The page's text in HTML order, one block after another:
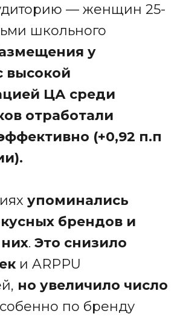
— женщин 25-
школьного
у
высокой
ЦА среди
отработали
(+0,92 п.п
упоминались
брендов и
. Это снизило
и ARPPU
но увеличило число
по бренду